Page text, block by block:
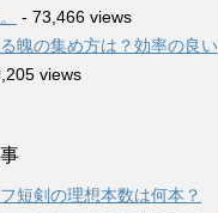
- 73,466 views
魄の集め方は？効率の良い
views
短剣の理想本数は何本？